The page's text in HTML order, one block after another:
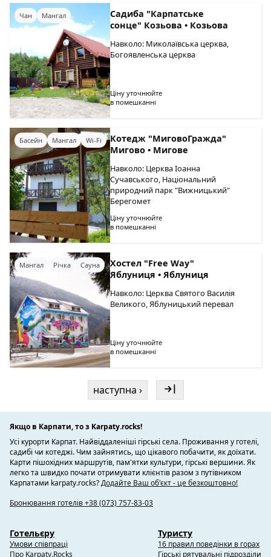
Чан Мангал
Садиба "Карпатське
сонце" Козьова • Козьова
Навколо: Миколаївська церква,
Богоявленська церква
Ціну уточнюйте
в помешканні
Басейн Мангал Wi-Fi
Котедж "МиговоГражда"
Мигово • Мигове
Навколо: Церква Іоанна
Сучавського, Національний
природний парк "Вижницький"
Берегомет
Ціну уточнюйте
в помешканні
Мангал Річка Сауна
Хостел "Free Way"
Яблуниця • Яблуниця
Навколо: Церква Святого Василія
Великого, Яблуницький перевал
Ціну уточнюйте
в помешканні
наступна ›
Якщо в Карпати, то з Karpaty.rocks!
Усі курорти Карпат. Найвіддаленіші гірські села. Проживання у готелі,
садибі чи котеджі. Чим зайнятись, що цікавого побачити, як доїхати.
Карти пішохідних маршрутів, пам'ятки культури, гірські вершини. Як
легко та швидко почати отримувати клієнтів разом з путівником
Карпатами karpaty.rocks?Додайте Ваш об'єкт - це безкоштовно!
Бронювання готелів +38 (073) 757-83-03
Готельєру
Умови співпраці
Про Karpaty.Rocks
Туристу
16 правил поведінки в горах
Гірські рятувальні підрозділи